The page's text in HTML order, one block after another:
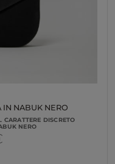
IN NABUK NERO
DISCRETO
NERO